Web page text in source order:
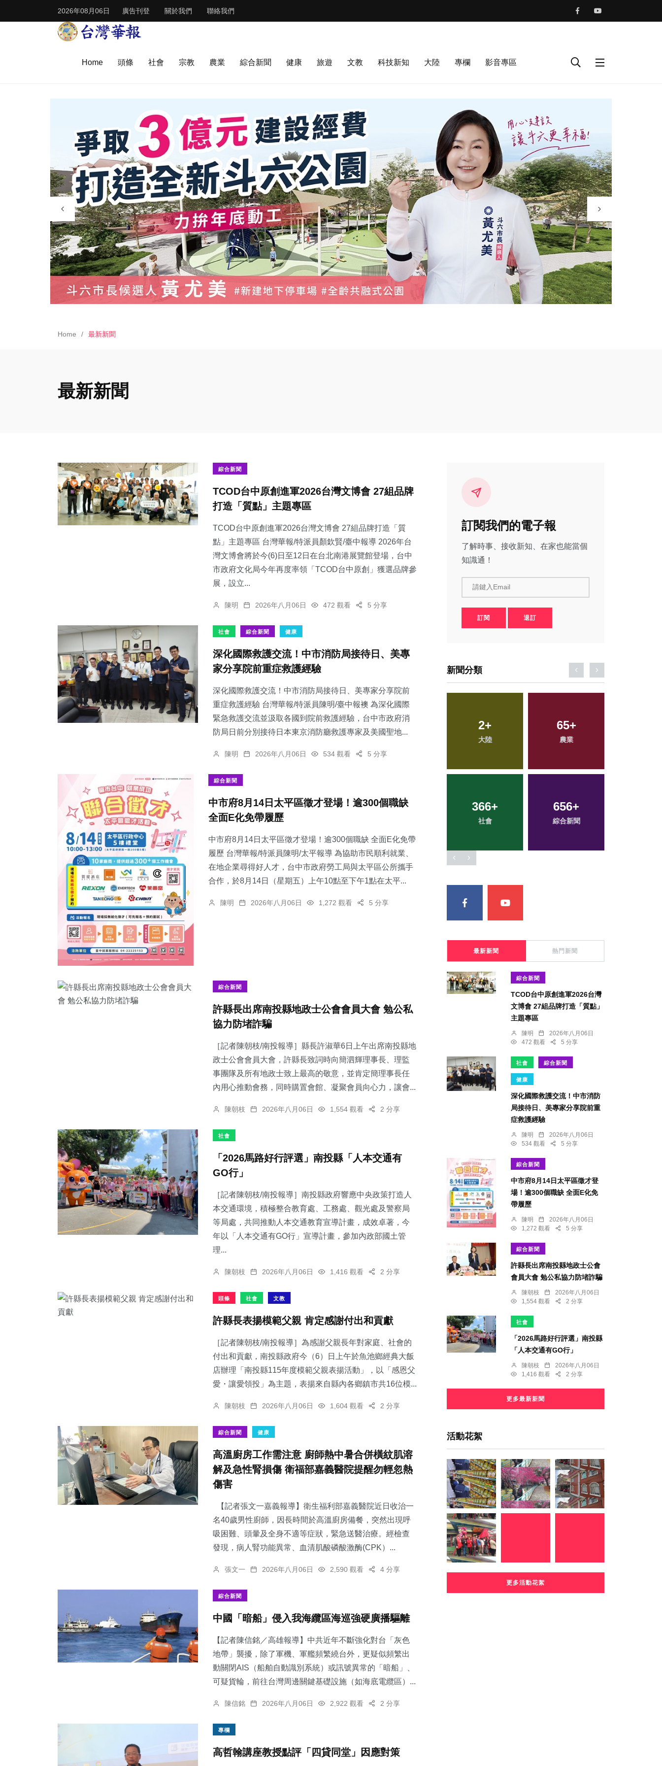
2026年08月06日 廣告刊登 關於我們 聯絡我們
Home 頭條 社會 宗教 農業 綜合新聞 健康 旅遊 文教 科技新知 大陸 專欄 影音專區
Home 最新新聞
最新新聞
綜合新聞
TCOD台中原創進軍2026台灣文博會 27組品牌
打造「質點」主題專區
TCOD台中原創進軍2026台灣文博會 27組品牌打造「質
點」主題專區 台灣華報/特派員顏欽賢/臺中報導 2026年台
灣文博會將於今(6)日至12日在台北南港展覽館登場，台中
市政府文化局今年再度率領「TCOD台中原創」獲選品牌參
展，設立...
陳明 2026年八月06日 472 觀看 5 分享
社會 綜合新聞 健康
深化國際救護交流！中市消防局接待日、美專
家分享院前重症救護經驗
深化國際救護交流！中市消防局接待日、美專家分享院前
重症救護經驗 台灣華報/特派員陳明/臺中報襖 為深化國際
緊急救護交流並汲取各國到院前救護經驗，台中市政府消
防局日前分別接待日本東京消防廳救護專家及美國聖地...
陳明 2026年八月06日 534 觀看 5 分享
綜合新聞
中市府8月14日太平區徵才登場！逾300個職缺
全面E化免帶履歷
中市府8月14日太平區徵才登場！逾300個職缺 全面E化免帶
履歷 台灣華報/特派員陳明/太平報導 為協助市民順利就業、
在地企業尋得好人才，台中市政府勞工局與太平區公所攜手
合作，於8月14日（星期五）上午10點至下午1點在太平...
陳明 2026年八月06日 1,272 觀看 5 分享
綜合新聞
許縣長出席南投縣地政士公會會員大會 勉公私
協力防堵詐騙
［記者陳朝枝/南投報導］縣長許淑華6日上午出席南投縣地
政士公會會員大會，許縣長致詞時向簡泗輝理事長、理監
事團隊及所有地政士致上最高的敬意，並肯定簡理事長任
內用心推動會務，同時購置會館、凝聚會員向心力，讓會...
陳朝枝 2026年八月06日 1,554 觀看 2 分享
社會
「2026馬路好行評選」南投縣「人本交通有
GO行」
［記者陳朝枝/南投報導］南投縣政府響應中央政策打造人
本交通環境，積極整合教育處、工務處、觀光處及警察局
等局處，共同推動人本交通教育宣導計畫，成效卓著，今
年以「人本交通有GO行」宣導計畫，參加內政部國土管
理...
陳朝枝 2026年八月06日 1,416 觀看 2 分享
頭條 社會 文教
許縣長表揚模範父親 肯定感謝付出和貢獻
［記者陳朝枝/南投報導］為感謝父親長年對家庭、社會的
付出和貢獻，南投縣政府今（6）日上午於魚池鄉經典大飯
店辦理「南投縣115年度模範父親表揚活動」，以「感恩父
愛・讓愛領投」為主題，表揚來自縣內各鄉鎮市共16位模...
陳朝枝 2026年八月06日 1,604 觀看 2 分享
綜合新聞 健康
高溫廚房工作需注意 廚師熱中暑合併橫紋肌溶
解及急性腎損傷 衛福部嘉義醫院提醒勿輕忽熱
傷害
【記者張文一嘉義報導】衛生福利部嘉義醫院近日收治一
名40歲男性廚師，因長時間於高溫廚房備餐，突然出現呼
吸困難、頭暈及全身不適等症狀，緊急送醫治療。經檢查
發現，病人腎功能異常、血清肌酸磷酸激酶(CPK）...
張文一 2026年八月06日 2,590 觀看 4 分享
綜合新聞
中國「暗船」侵入我海纜區海巡強硬廣播驅離
【記者陳信銘／高雄報導】中共近年不斷強化對台「灰色
地帶」襲擾，除了軍機、軍艦頻繁繞台外，更疑似頻繁出
動關閉AIS（船舶自動識別系統）或訊號異常的「暗船」、
可疑貨輪，前往台灣周邊關鍵基礎設施（如海底電纜區）...
陳信銘 2026年八月06日 2,922 觀看 2 分享
專欄
高哲翰講座教授點評「四貸同堂」因應對策
訂閱我們的電子報
了解時事、接收新知、在家也能當個
知識通！
請鍵入Email
訂閱 退訂
新聞分類
44+
194+
健康
57+ 204+
108
專欄
2+ 65
366+ 656
30+
科技新知
44+
頭條
150+
旅遊
194+
健康
最新新聞 熱門新聞
綜合新聞
TCOD台中原創進軍2026台灣
文博會 27組品牌打造「質點」
主題專區
陳明
2026年八月06日
472 觀看
5 分享
社會 綜合新聞
健康
深化國際救護交流！中市消防
局接待日、美專家分享院前重
症救護經驗
陳明
2026年八月06日
534 觀看
5 分享
綜合新聞
中市府8月14日太平區徵才登
場！逾300個職缺 全面E化免
帶履歷
陳明
2026年八月06日
1,272 觀看
5 分享
綜合新聞
許縣長出席南投縣地政士公會
會員大會 勉公私協力防堵詐騙
陳朝枝
2026年八月06日
1,554 觀看
2 分享
社會
「2026馬路好行評選」南投縣
「人本交通有GO行」
陳朝枝
2026年八月06日
1,416 觀看
2 分享
更多最新新聞
活動花絮
更多活動花絮